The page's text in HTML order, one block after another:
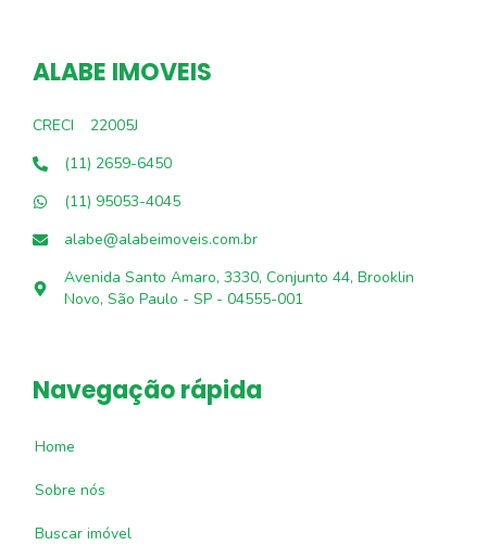
ALABE IMOVEIS
CRECI
22005J
(11) 2659-6450
(11) 95053-4045
alabe@alabeimoveis.com.br
Avenida Santo Amaro, 3330, Conjunto 44, Brooklin
Novo, São Paulo - SP - 04555-001
Navegação rápida
Home
Sobre nós
Buscar imóvel